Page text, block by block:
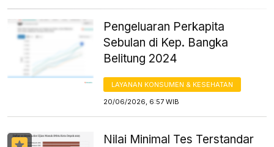
Pengeluaran Perkapita
Sebulan di Kep. Bangka
Belitung 2024
LAYANAN KONSUMEN & KESEHATAN
20/06/2026, 6:57 WIB
Nilai Minimal Tes Terstandar